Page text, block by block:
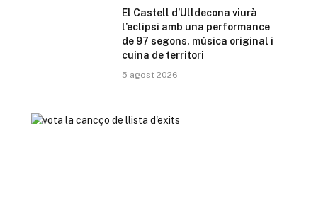
El Castell d’Ulldecona viurà
l’eclipsi amb una performance
de 97 segons, música original i
cuina de territori
5 agost 2026